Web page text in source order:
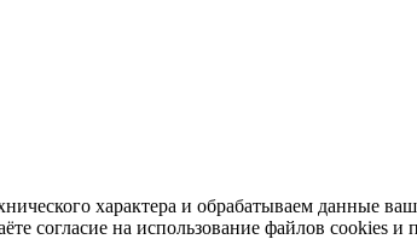
характера и обрабатываем данные
согласие на использование файлов cookies и